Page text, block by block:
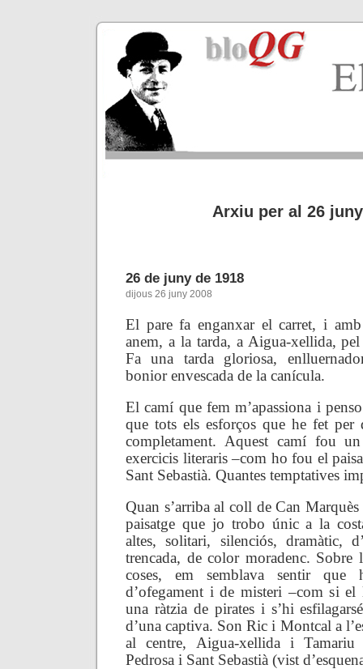
Arxiu per al 26
26 de juny de 1918
dijous 26 juny 2008
El pare fa enganxar el carret, i
anem, a la tarda, a Aigua-xellida,
Fa una tarda gloriosa,
bonior envescada de la canícula.
El camí que fem m’apassiona i
que tots els esforços que he fet per
completament. Aquest camí fou
exercicis literaris –com ho fou el
Sant Sebastià. Quantes temptatives
Quan s’arriba al coll de Can
paisatge que jo trobo únic a la
altes, solitari, silenciós, dramàtic,
trencada, de color moradenc. Sobre
coses, em semblava sentir
d’ofegament i de misteri –com si el
una ràtzia de pirates i s’hi
d’una captiva. Son Ric i Montcal a
al centre, Aigua-xellida i
Pedrosa i Sant Sebastià (vist